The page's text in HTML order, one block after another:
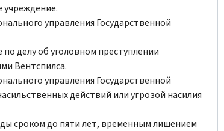
учреждение.
управления Государственной
делу об уголовном преступлении
Вентспилса.
управления Государственной
действий или угрозой насилия
сроком до пяти лет, временным лишением